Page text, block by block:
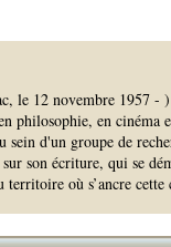
le 12 novembre 1957
philosophie, en
sein d'un groupe de
son écriture, qui se
où s’ancre cette